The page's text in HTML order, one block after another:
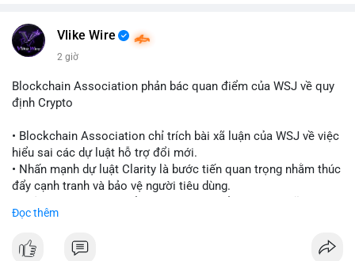
tảng tiền điện tử tăng cường tuân thủ pháp lý để mở rộng hoạt
động.
#binancesquare #cryptonews #blockchain #regulation
#custody
$btc $eth
#vlikevn #titanbot
📰 Nguồn: Cointelegraph
Vlike Wire
2 giờ
Blockchain Association phản bác quan điểm của WSJ về quy
định Crypto
• Blockchain Association chỉ trích bài xã luận của WSJ về việc
hiểu sai các dự luật hỗ trợ đổi mới.
• Nhấn mạnh dự luật Clarity là bước tiến quan trọng nhằm thúc
đẩy cạnh tranh và bảo vệ người tiêu dùng.
tài sản số.
#blockchain #cryptonews
Đọc thêm